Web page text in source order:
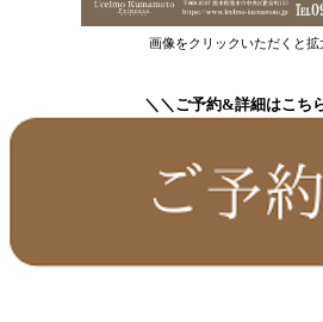
画像をクリックいただくと拡
＼＼ご予約&詳細はこち